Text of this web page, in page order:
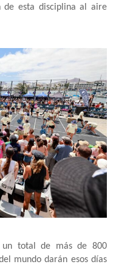
de esta disciplina al aire
un total de más de 800
mundo darán esos días